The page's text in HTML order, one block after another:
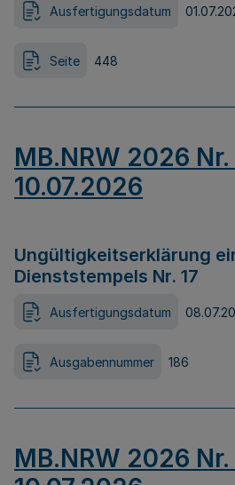
Ausfertigungsdatum
Seite 448
MB.NRW 2026 Nr.
10.07.2026
Ungültigkeitserklärung
Dienststempels Nr. 17
Ausfertigungsdatum
Ausgabennummer 186
MB.NRW 2026